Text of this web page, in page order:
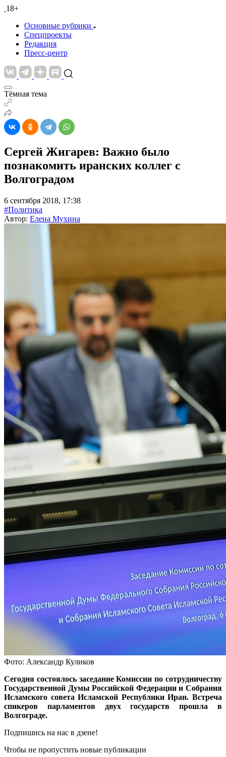
18+
Основные рубрики
Спецпроекты
Редакция
Пресс-центр
Тёмная тема
Сергей Жигарев: Важно было
познакомить иранских коллег с
Волгоградом
6 сентября 2018, 17:38
#Политика
Автор: Елена Мухина
Фото: Александр Куликов
Сегодня состоялось заседание Комиссии по сотрудничеству
Государственной Думы Российской Федерации и Собрания
Исламского совета Исламской Республики Иран. Встреча
спикеров парламентов двух государств прошла в
Волгограде.
Подпишись на нас в дзене!
Чтобы не пропустить новые публикации